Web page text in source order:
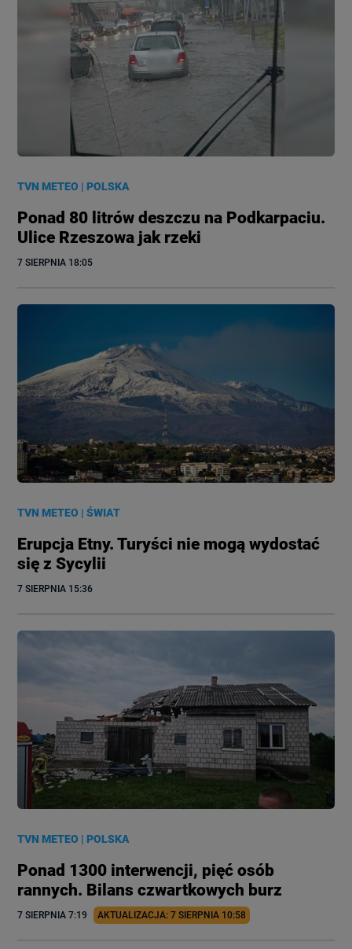
TVN METEO |POLSKA
Ponad 80 litrów deszczu na Podkarpaciu.
Ulice Rzeszowa jak rzeki
7 SIERPNIA 18:05
TVN METEO |ŚWIAT
Erupcja Etny. Turyści nie mogą wydostać
się z Sycylii
7 SIERPNIA 15:36
TVN METEO |POLSKA
Ponad 1300 interwencji, pięć osób
rannych. Bilans czwartkowych burz
7 SIERPNIA 7:19 AKTUALIZACJA: 7 SIERPNIA 10:58